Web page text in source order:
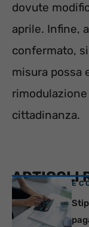
dovute
aprile. Infine,
confermato,
misura possa
cittadinanza.
ARTICOLI